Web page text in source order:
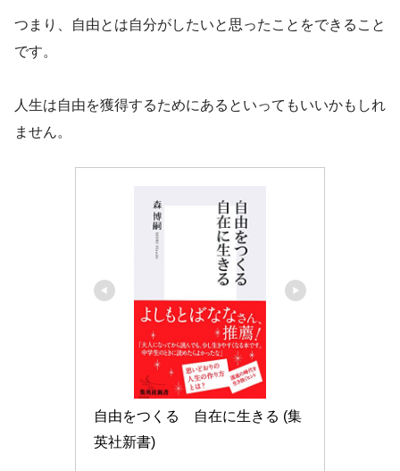
つまり、自由とは自分がしたいと思ったことをできること
です。
人生は自由を獲得するためにあるといってもいいかもしれ
ません。
自由をつくる　自在に生きる (集
英社新書)